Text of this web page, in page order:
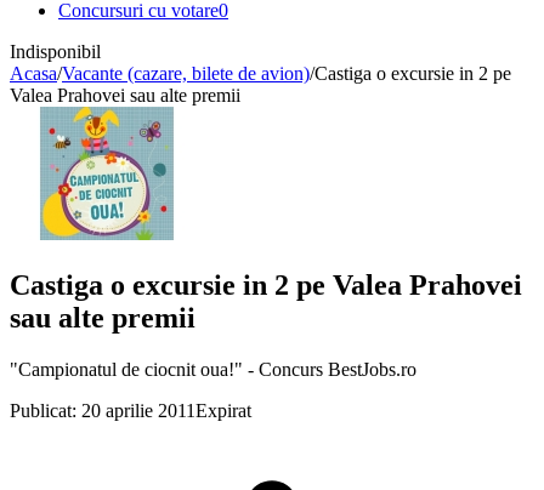
Concursuri cu votare0
Indisponibil
Acasa/Vacante (cazare, bilete de avion)/Castiga o excursie in 2 pe
Valea Prahovei sau alte premii
Castiga o excursie in 2 pe Valea Prahovei
sau alte premii
"Campionatul de ciocnit oua!" - Concurs BestJobs.ro
Publicat: 20 aprilie 2011Expirat